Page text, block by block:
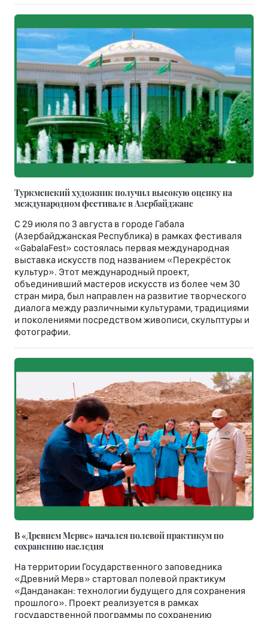
Туркменский художник получил высокую оценку на
международном фестивале в Азербайджане
С 29 июля по 3 августа в городе Габала
(Азербайджанская Республика) в рамках фестиваля
«GabalaFest» состоялась первая международная
выставка искусств под названием «Перекрёсток
культур». Этот международный проект,
объединивший мастеров искусств из более чем 30
стран мира, был направлен на развитие творческого
диалога между различными культурами, традициями
и поколениями посредством живописи, скульптуры и
фотографии.
В «Древнем Мерве» начался полевой практикум по
сохранению наследия
На территории Государственного заповедника
«Древний Мерв» стартовал полевой практикум
«Данданакан: технологии будущего для сохранения
прошлого». Проект реализуется в рамках
государственной программы по сохранению